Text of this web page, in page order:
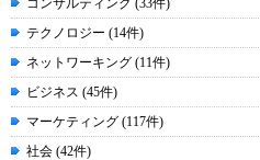
テクノロジー (14件)
ネットワーキング (11件)
ビジネス (45件)
マーケティング (117件)
社会 (42件)